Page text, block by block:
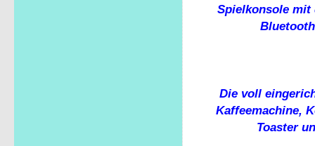
Spielkonsole mit
Die voll
Kaffeemachine,
Toaster